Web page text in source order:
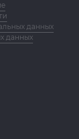
данных
данных